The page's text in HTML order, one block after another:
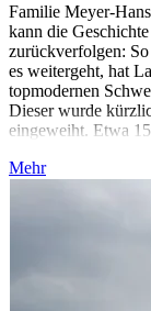
Familie Meyer-
kann die
zurückverfolgen:
es weitergeht, hat
topmodernen
Dieser wurde
eingeweiht. Etwa
Mehr